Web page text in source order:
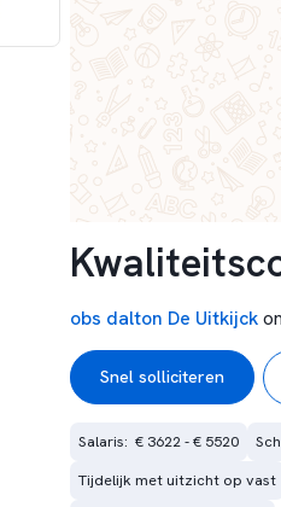
obs dalton De Uitkijck
Snel solliciteren
Salaris:  € 3622 - € 5520
Tijdelijk met uitzicht op vast